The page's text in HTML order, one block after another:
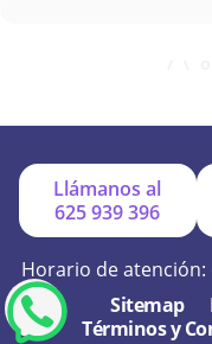
+ ¿Por qué online?
Llámanos al
625 939 396
Horario de atención:
Sitemap
Términos y